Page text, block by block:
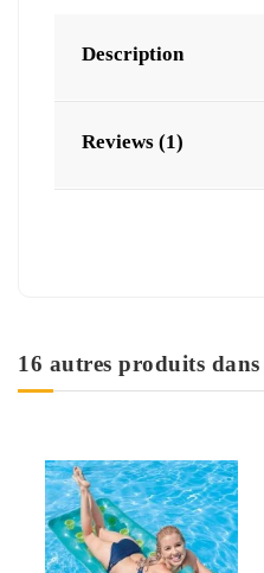
Description
Reviews (1)
16 autres produits